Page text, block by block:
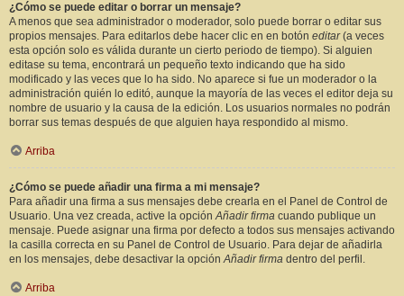
¿Cómo se puede editar o borrar un mensaje?
A menos que sea administrador o moderador, solo puede borrar o editar sus
propios mensajes. Para editarlos debe hacer clic en en botón editar(a veces
esta opción solo es válida durante un cierto periodo de tiempo). Si alguien
editase su tema, encontrará un pequeño texto indicando que ha sido
modificado y las veces que lo ha sido. No aparece si fue un moderador o la
administración quién lo editó, aunque la mayoría de las veces el editor deja su
nombre de usuario y la causa de la edición. Los usuarios normales no podrán
borrar sus temas después de que alguien haya respondido al mismo.
Arriba
¿Cómo se puede añadir una firma a mi mensaje?
Para añadir una firma a sus mensajes debe crearla en el Panel de Control de
Usuario. Una vez creada, active la opciónAñadir firma cuando publique un
mensaje. Puede asignar una firma por defecto a todos sus mensajes activando
la casilla correcta en su Panel de Control de Usuario. Para dejar de añadirla
en los mensajes, debe desactivar la opciónAñadir firma dentro del perfil.
Arriba